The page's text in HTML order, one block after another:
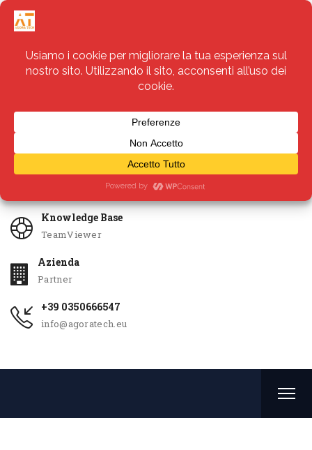
Servizi
Knowledge Base
TeamViewer
Azienda
Partner
+39 0350666547
info@agoratech.eu